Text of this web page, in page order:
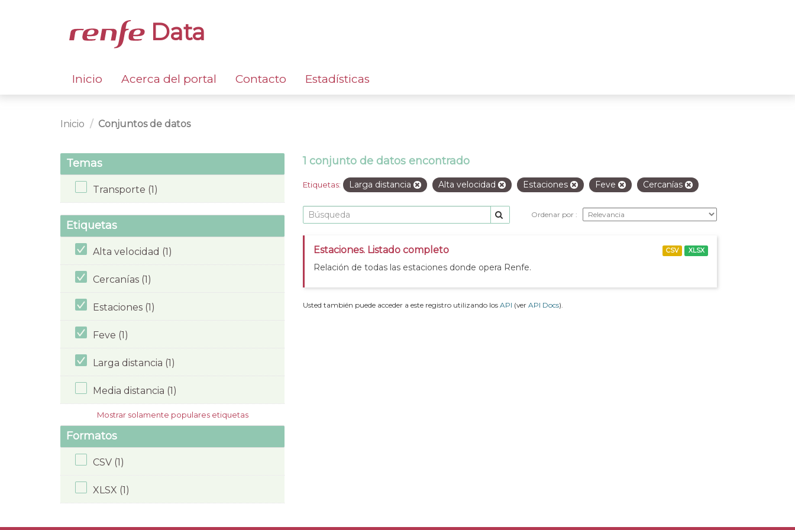
Data
Inicio Acerca del portal Contacto Estadísticas
Inicio Conjuntos de datos
Temas
Transporte (1)
Etiquetas
Alta velocidad (1)
Cercanías (1)
Estaciones (1)
Feve (1)
Larga distancia (1)
Media distancia (1)
Mostrar solamente populares etiquetas
Formatos
CSV (1)
XLSX (1)
1 conjunto de datos encontrado
Etiquetas: Larga distancia Alta velocidad Estaciones Feve Cercanías
Ordenar por
Estaciones. Listado completo
Relación de todas las estaciones donde opera Renfe.
CSV XLSX
Usted también puede acceder a este registro utilizando los API (ver API Docs).